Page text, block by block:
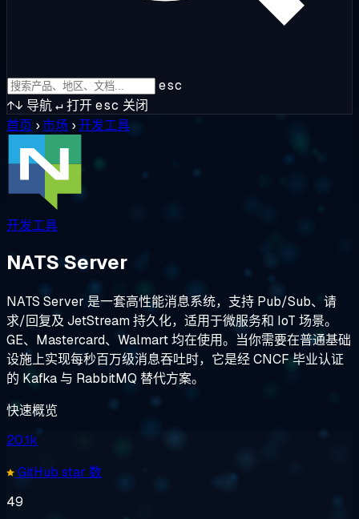
esc
↑↓ 导航↵打开esc 关闭
首页 ›市场 ›开发工具
开发工具
NATS Server
NATS Server 是一套高性能消息系统，支持 Pub/Sub、请
求/回复及 JetStream 持久化，适用于微服务和 IoT 场景。
GE、Mastercard、Walmart 均在使用。当你需要在普通基础
设施上实现每秒百万级消息吞吐时，它是经 CNCF 毕业认证
的 Kafka 与 RabbitMQ 替代方案。
快速概览
20.1k
GitHub star 数
49